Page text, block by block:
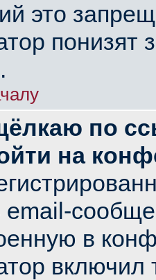
это
понизят
по
на
email-
в